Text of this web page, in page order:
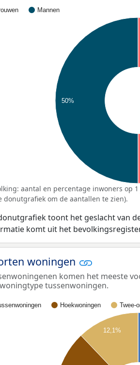
Mannen
50%
aantal en percentage inwoners op
donutgrafiek om de aantallen te zien).
toont het geslacht van
komt uit het
woningen
komen het meeste
tussenwoningen.
Hoekwoningen Twee-
12,1%